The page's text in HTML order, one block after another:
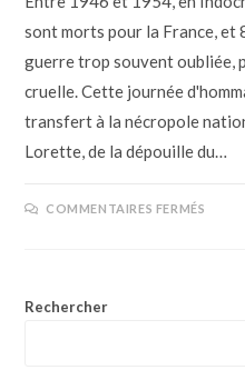
sont morts pour la France, et
guerre trop souvent
cruelle. Cette journée
transfert à la nécropole
Lorette, de la dépouille du…
COMMENTAIRES FERMÉS
Rechercher